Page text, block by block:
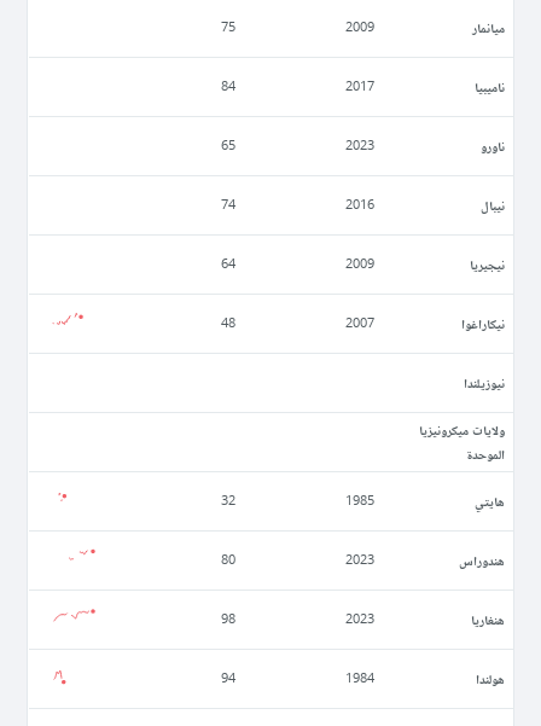
ميانمار 2009
75
ناميبيا 2017
84
ناورو 2023
65
نيبال 2016
74
نيجيريا 2009
64
نيكاراغوا 2007
48
نيوزيلندا
ولايات ميكرونيزيا
الموحدة
ھايتي 1985
32
ھندوراس 2023
80
ھنغاريا 2023
98
ھولندا 1984
94